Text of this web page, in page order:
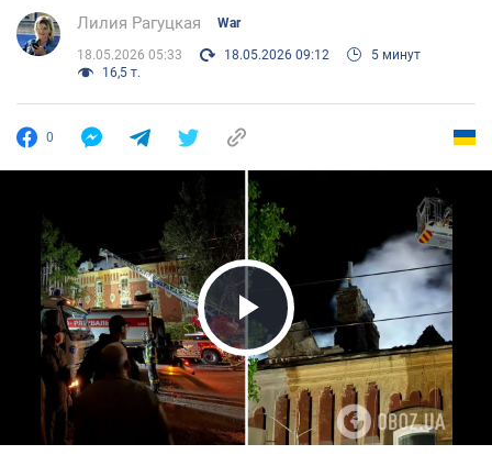
Лилия Рагуцкая War
18.05.2026 05:33 18.05.2026 09:12
5 минут
16,5 т.
0
Play Video